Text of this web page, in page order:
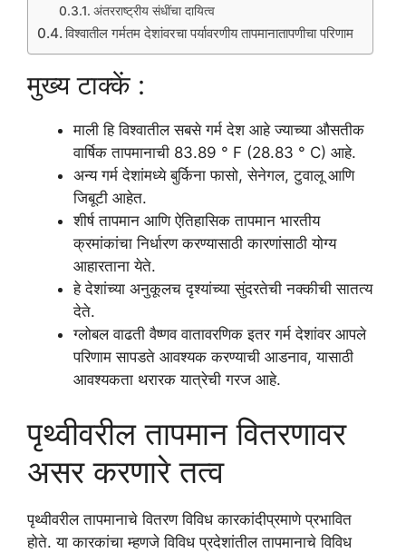
अंतरराष्ट्रीय संधींचा दायित्व
विश्वातील गर्मतम देशांवरचा पर्यावरणीय तापमानातापणीचा परिणाम
मुख्य टाक्कें :
माली हि विश्वातील सबसे गर्म देश आहे ज्याच्या औसतीक
वार्षिक तापमानाची 83.89 ° F (28.83 ° C) आहे.
अन्य गर्म देशांमध्ये बुर्किना फासो, सेनेगल, टुवालू आणि
जिबूटी आहेत.
शीर्ष तापमान आणि ऐतिहासिक तापमान भारतीय
क्रमांकांचा निर्धारण करण्यासाठी कारणांसाठी योग्य
आहारताना येते.
हे देशांच्या अनुकूलच दृश्यांच्या सुंदरतेची नक्कीची सातत्य
देते.
ग्लोबल वाढती वैष्णव वातावरणिक इतर गर्म देशांवर आपले
परिणाम सापडते आवश्यक करण्याची आडनाव, यासाठी
आवश्यकता थरारक यात्रेची गरज आहे.
पृथ्वीवरील तापमान वितरणावर
असर करणारे तत्व
पृथ्वीवरील तापमानाचे वितरण विविध कारकांदीप्रमाणे प्रभावित
होते. या कारकांचा म्हणजे विविध प्रदेशांतील तापमानाचे विविध